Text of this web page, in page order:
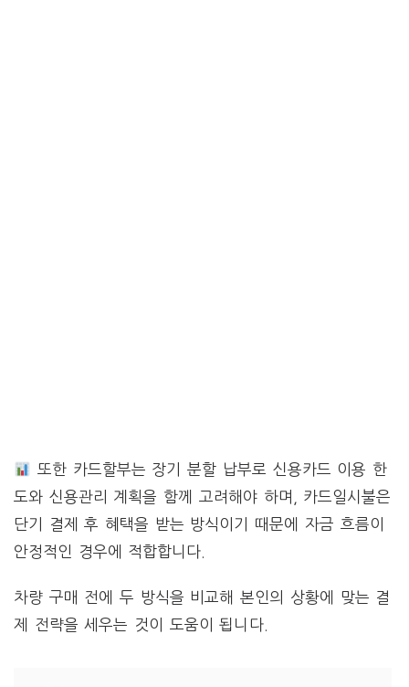
또한 카드할부는 장기 분할 납부로 신용카드 이용 한
도와 신용관리 계획을 함께 고려해야 하며, 카드일시불은
단기 결제 후 혜택을 받는 방식이기 때문에 자금 흐름이
안정적인 경우에 적합합니다.
차량 구매 전에 두 방식을 비교해 본인의 상황에 맞는 결
제 전략을 세우는 것이 도움이 됩니다.